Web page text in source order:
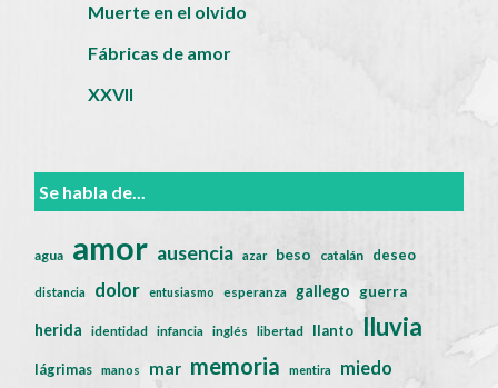
Muerte en el olvido
Fábricas de amor
XXVII
Se habla de...
agua amor ausencia azar beso catalán deseo
distancia dolor entusiasmo esperanza gallego guerra
herida identidad infancia inglés libertad llanto lluvia
lágrimas manos mar memoria mentira miedo